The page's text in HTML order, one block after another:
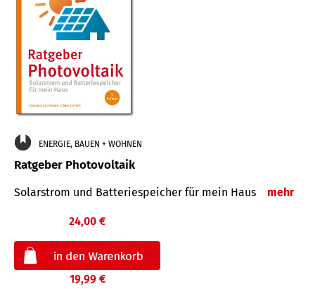
ENERGIE, BAUEN + WOHNEN
Ratgeber Photovoltaik
Solarstrom und Batteriespeicher für mein Haus mehr
24,00 €
19,99 €